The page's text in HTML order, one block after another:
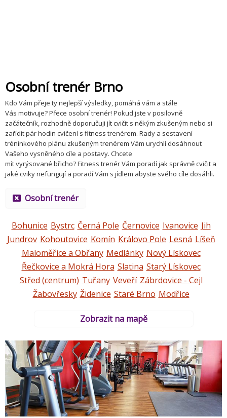
Osobní trenér Brno
Kdo Vám přeje ty nejlepší výsledky, pomáhá vám a stále
Vás motivuje? Přece osobní trenér! Pokud jste v posilovně
začátečník, rozhodně doporučuji jít cvičit s někým zkušeným nebo si
zařídit pár hodin cvičení s fitness trenérem. Rady a sestavení
tréninkového plánu zkušeným trenérem Vám urychlí dosáhnout
Vašeho vysněného cíle a postavy. Chcete
mít vyrýsované břicho? Fitness trenér Vám poradí jak správně cvičit a
jaké cviky nefungují a poradí Vám s jídlem abyste svého cíle dosáhli.
Osobní trenér
Bohunice Bystrc Černá Pole Černovice Ivanovice Jih
Jundrov Kohoutovice Komín Královo Pole Lesná Líšeň
Maloměřice a Obřany Medlánky Nový Lískovec
Řečkovice a Mokrá Hora Slatina Starý Lískovec
Střed (centrum) Tuřany Veveří Zábrdovice - Cejl
Žabovřesky Židenice Staré Brno Modřice
Zobrazit na mapě